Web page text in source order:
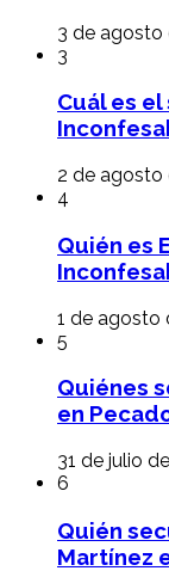
3 de agosto
3
Cuál es
2 de agosto
4
Quién es
1 de agosto
5
Quiénes
en
31 de julio
6
Quién
Martínez